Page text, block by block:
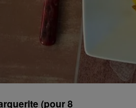
(pour 8